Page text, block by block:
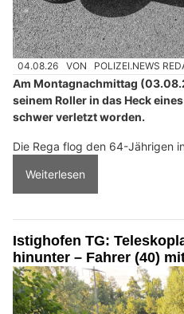
04.08.26 VON POLIZEI.NEWS
Am Montagnachmittag
seinem Roller in das Heck
schwer verletzt worden.
Die Rega flog den 64-Jährigen
Weiterlesen
Istighofen TG:
hinunter – Fahrer (40)